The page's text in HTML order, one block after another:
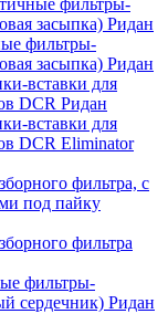
фильтры-
засыпка) Ридан
фильтры-
засыпка) Ридан
вставки для
DCR Ридан
вставки для
DCR Eliminator
фильтра, с
под пайку
фильтра
фильтры-
сердечник) Ридан